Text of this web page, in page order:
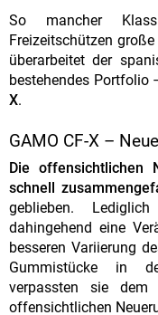
So mancher
Freizeitschützen
überarbeitet der
bestehendes Portfolio
X.
GAMO CF-X –
Die offensichtlichen
schnell
geblieben.
dahingehend eine
besseren Variierung
Gummistücke in
verpassten sie
offensichtlichen